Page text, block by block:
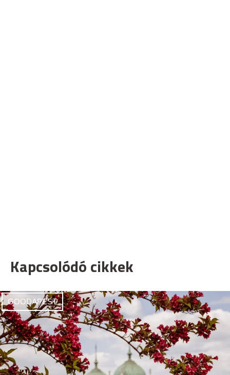
Kapcsolódó cikkek
GOODAPEST